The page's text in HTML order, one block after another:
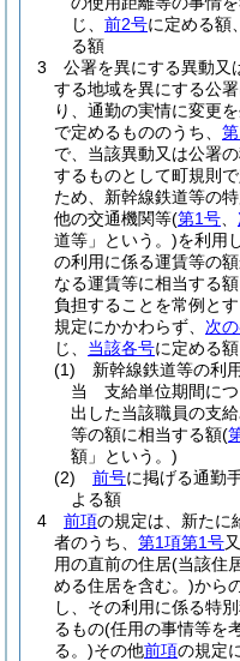
じ、 前2号に定める額、
る額
3
公署を異にする異動又
する地域を異にする公
り、通勤の実情に変更
で定めるもののうち、
で、当該異動又は公署
するものとして町規則
ため、新幹線鉄道等の
他の交通機関等(第1号
道等」という。)を利用
の利用に係る運賃等の
なる運賃等に相当する
負担することを常例と
規定にかかわらず、 次
じ、 当該各号に定める額
(1)
新幹線鉄道等の利
当 支給単位期間につ
出した当該職員の支
等の額に相当する額(
額」という。)
(2)
前号に掲げる通勤
よる額
4
前項の規定は、新たに
者のうち、 第1項第1号
用の直前の住居(当該住
める住居を含む。)から
し、その利用に係る特
るもの(任用の事情等を
る。)その他前項の規定